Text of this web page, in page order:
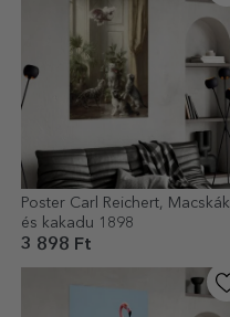
Poster Carl Reichert, Macskák
és kakadu 1898
3 898 Ft